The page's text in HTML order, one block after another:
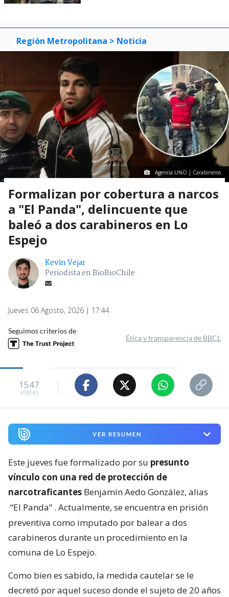
Región Metropolitana > Noticia
Agencia UNO | Carabineros
Formalizan por cobertura a narcos
a "El Panda", delincuente que
baleó a dos carabineros en Lo
Espejo
Kevin Vejar
Periodista en BioBioChile
Jueves 06 Agosto, 2026 | 17:44
Seguimos criterios de
Ética y transparencia de BBCL
1547
visitas
VER RESUMEN
Este jueves fue formalizado por su presunto
vínculo con una red de protección de
narcotraficantes Benjamín Aedo González, alias
“El Panda” . Actualmente, se encuentra en prisión
preventiva como imputado por balear a dos
carabineros durante un procedimiento en la
comuna de Lo Espejo.
Como bien es sabido, la medida cautelar se le
decretó por aquel suceso donde el sujeto de 20 años